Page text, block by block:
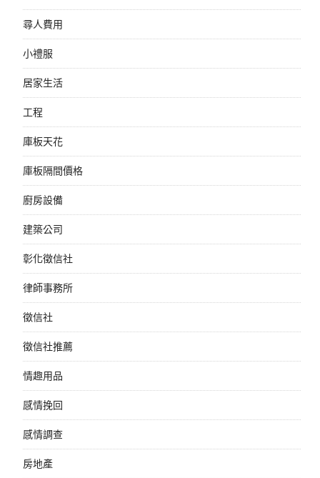
尋人費用
小禮服
居家生活
工程
庫板天花
庫板隔間價格
廚房設備
建築公司
彰化徵信社
律師事務所
徵信社
徵信社推薦
情趣用品
感情挽回
感情調查
房地產